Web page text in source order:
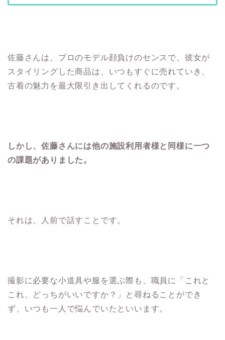
佐藤さんは、プロのモデル顔負けのセンスで、彼女が
スタイリングした商品は、いつもすぐに売れていき、
古着の魅力を最大限引き出してくれるのです。
しかし、佐藤さんには他の施設利用者様と同様に一つ
の課題がありました。
それは、人前で話すことです。
撮影に必要な小道具や服を選ぶ際も、職員に「これと
これ、どっちがいいですか？」と尋ねることができ
ず、いつも一人で悩んでいたといいます。